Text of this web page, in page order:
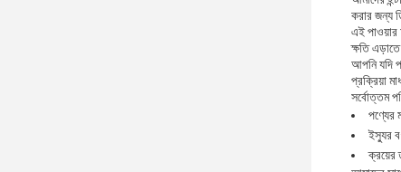
করার জন্য
এই পাওয়ার
ক্ষতি
আপনি যদি
প্রক্রিয়া
সর্বোত্তম
পণ্যের
ইস্যুর
ক্রয়ের